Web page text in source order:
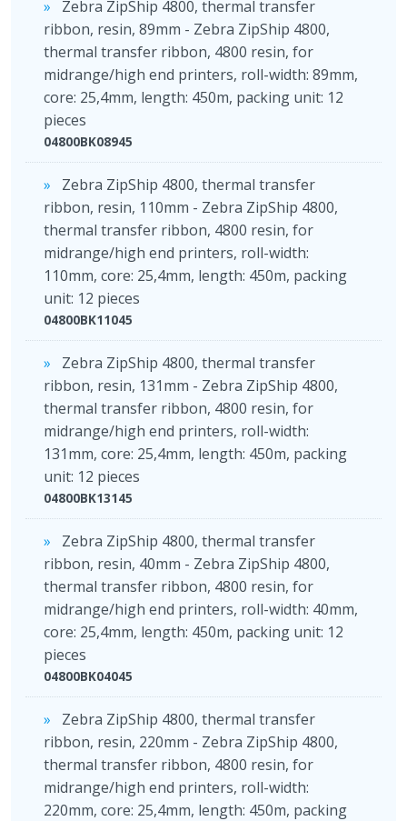
Zebra ZipShip 4800, thermal transfer
ribbon, resin, 89mm - Zebra ZipShip 4800,
thermal transfer ribbon, 4800 resin, for
midrange/high end printers, roll-width: 89mm,
core: 25,4mm, length: 450m, packing unit: 12
pieces
04800BK08945
Zebra ZipShip 4800, thermal transfer
ribbon, resin, 110mm - Zebra ZipShip 4800,
thermal transfer ribbon, 4800 resin, for
midrange/high end printers, roll-width:
110mm, core: 25,4mm, length: 450m, packing
unit: 12 pieces
04800BK11045
Zebra ZipShip 4800, thermal transfer
ribbon, resin, 131mm - Zebra ZipShip 4800,
thermal transfer ribbon, 4800 resin, for
midrange/high end printers, roll-width:
131mm, core: 25,4mm, length: 450m, packing
unit: 12 pieces
04800BK13145
Zebra ZipShip 4800, thermal transfer
ribbon, resin, 40mm - Zebra ZipShip 4800,
thermal transfer ribbon, 4800 resin, for
midrange/high end printers, roll-width: 40mm,
core: 25,4mm, length: 450m, packing unit: 12
pieces
04800BK04045
Zebra ZipShip 4800, thermal transfer
ribbon, resin, 220mm - Zebra ZipShip 4800,
thermal transfer ribbon, 4800 resin, for
midrange/high end printers, roll-width:
220mm, core: 25,4mm, length: 450m, packing